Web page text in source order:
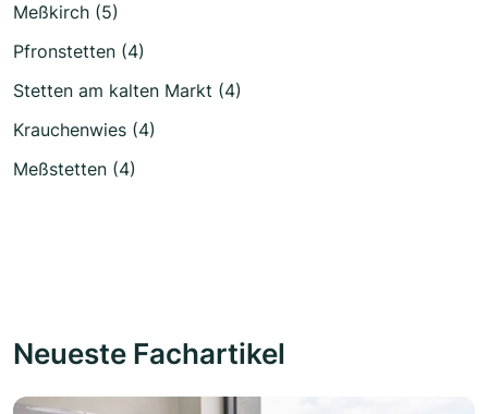
Meßkirch (5)
Pfronstetten (4)
Stetten am kalten Markt (4)
Krauchenwies (4)
Meßstetten (4)
Neueste Fachartikel